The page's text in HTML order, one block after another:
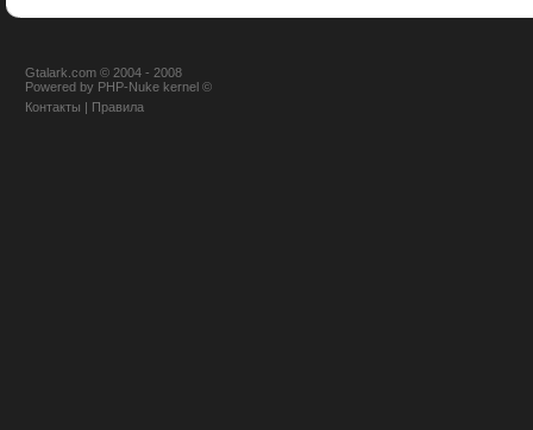
Gtalark.com © 2004 - 2008
Powered by PHP-Nuke kernel ©
Контакты | Правила